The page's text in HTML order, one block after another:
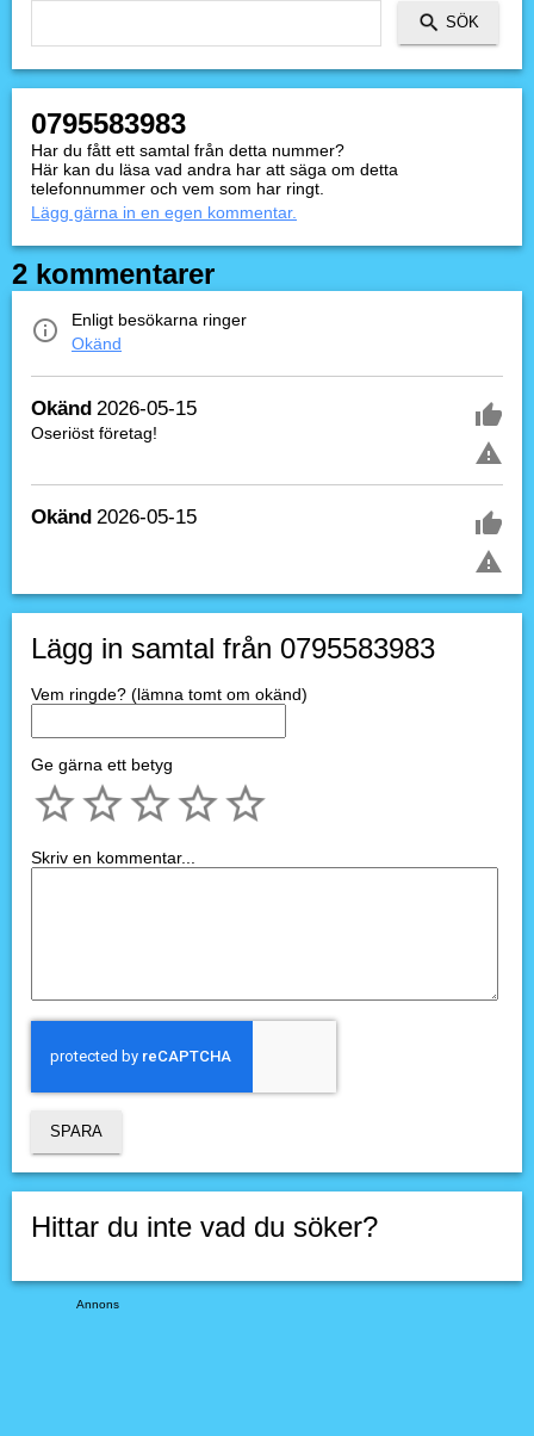
0795583983
Har du fått ett samtal från detta nummer?
Här kan du läsa vad andra har att säga om detta
telefonnummer och vem som har ringt.
Lägg gärna in en egen kommentar.
2 kommentarer
Enligt besökarna ringer
Okänd
Okänd 2026-05-15
Oseriöst företag!
Okänd 2026-05-15
Lägg in samtal från 0795583983
Vem ringde? (lämna tomt om okänd)
Ge gärna ett betyg
Skriv en kommentar...
Hittar du inte vad du söker?
Annons